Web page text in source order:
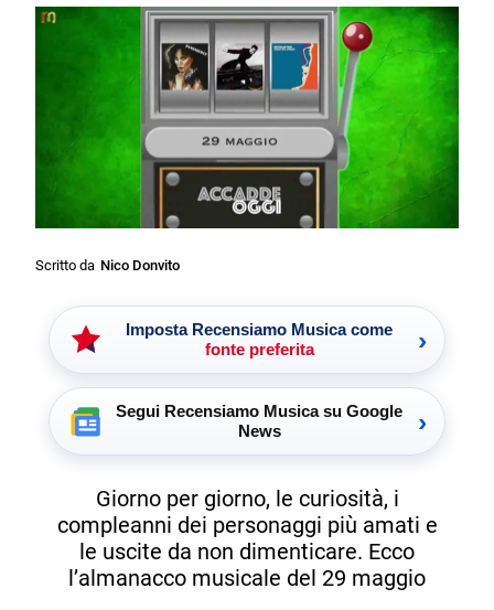
Scritto da Nico Donvito
Imposta Recensiamo Musica come
fonte preferita
›
Segui Recensiamo Musica su Google
News
›
Giorno per giorno, le curiosità, i
compleanni dei personaggi più amati e
le uscite da non dimenticare. Ecco
l’almanacco musicale del 29 maggio